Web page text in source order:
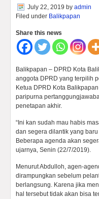
July 22, 2019 by admin
Filed under Balikpapan
Share this news
Balikpapan – DPRD Kota
anggota DPRD yang terpilih
Ketua DPRD Kota
paripurna
penetapan akhir.
“Ini kan sudah mau habis
dan segera dilantik yang
Beberapa agenda akan
ujarnya, Senin (22/7/2019).
Menurut Abdulloh, agen-
dirampungkan sebelum
berlangsung. Karena jika
hal tersebut tidak akan bisa